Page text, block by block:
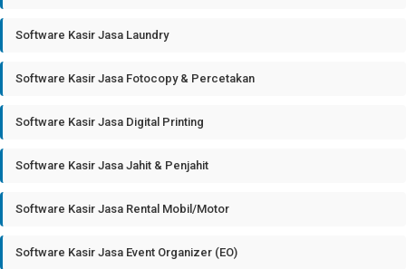
Software Kasir Jasa Laundry
Software Kasir Jasa Fotocopy & Percetakan
Software Kasir Jasa Digital Printing
Software Kasir Jasa Jahit & Penjahit
Software Kasir Jasa Rental Mobil/Motor
Software Kasir Jasa Event Organizer (EO)